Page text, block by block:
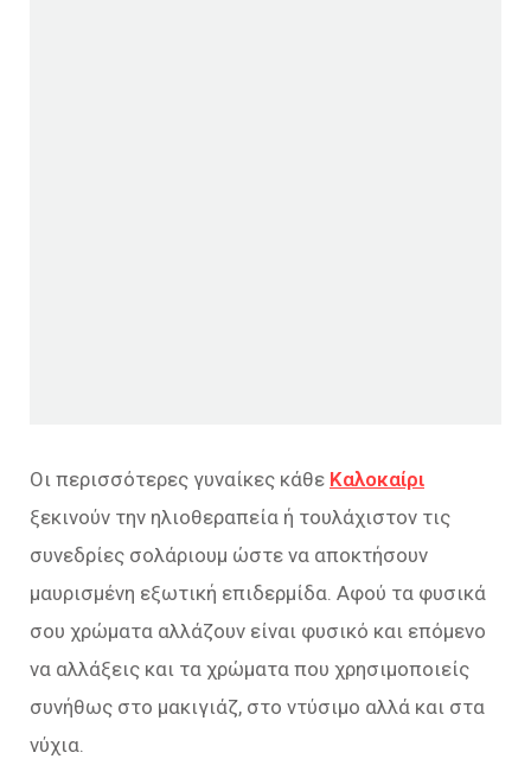
Οι περισσότερες γυναίκες κάθε Καλοκαίρι
ξεκινούν την ηλιοθεραπεία ή τουλάχιστον τις
συνεδρίες σολάριουμ ώστε να αποκτήσουν
μαυρισμένη εξωτική επιδερμίδα. Αφού τα φυσικά
σου χρώματα αλλάζουν είναι φυσικό και επόμενο
να αλλάξεις και τα χρώματα που χρησιμοποιείς
συνήθως στο μακιγιάζ, στο ντύσιμο αλλά και στα
νύχια.